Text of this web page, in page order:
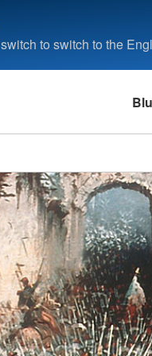
to switch to the